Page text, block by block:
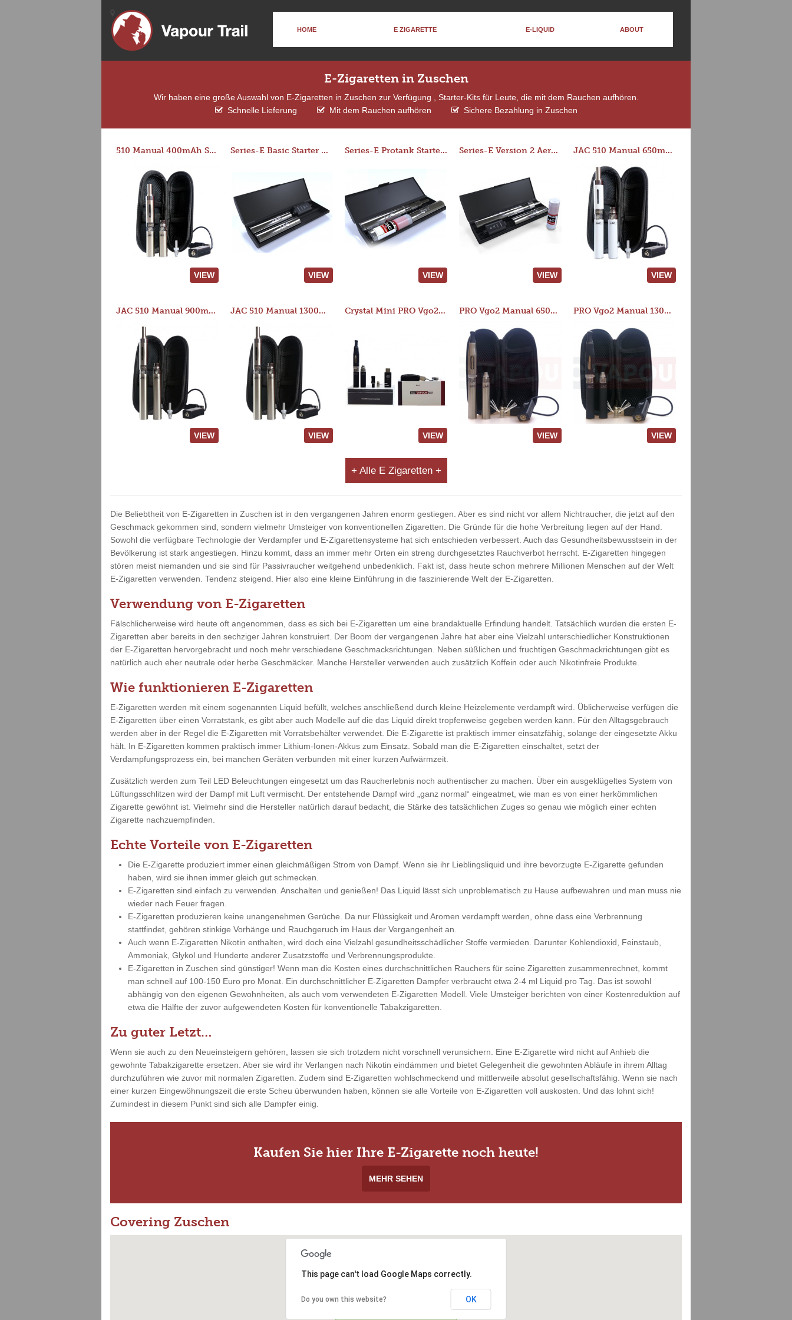
HOME E ZIGARETTE E-LIQUID ABOUT
E-Zigaretten in Zuschen
Wir haben eine große Auswahl von E-Zigaretten in Zuschen zur Verfügung , Starter-Kits für Leute, die mit dem Rauchen aufhören.
Schnelle Lieferung
Mit dem Rauchen aufhören Sichere Bezahlung in Zuschen
510 Manual 400mAh Starter Kit
VIEW
Series-E Basic Starter Kit (No Tank)
VIEW
Series-E Protank Starter Kit
VIEW
Series-E Version 2 Aero Tank Starter Kit
VIEW
JAC 510 Manual 650mAh Starter Kit
VIEW
JAC 510 Manual 900mAh Starter Kit
VIEW
JAC 510 Manual 1300mAh Starter Kit
VIEW
Crystal Mini PRO Vgo2 Manual 400mAh Kit
VIEW
PRO Vgo2 Manual 650mAh Kit
VIEW
PRO Vgo2 Manual 1300mAh Kit
VIEW
+ Alle E Zigaretten +
Die Beliebtheit von E-Zigaretten in Zuschen ist in den vergangenen Jahren enorm gestiegen. Aber es sind nicht vor allem Nichtraucher, die jetzt auf den
Geschmack gekommen sind, sondern vielmehr Umsteiger von konventionellen Zigaretten. Die Gründe für die hohe Verbreitung liegen auf der Hand.
Sowohl die verfügbare Technologie der Verdampfer und E-Zigarettensysteme hat sich entschieden verbessert. Auch das Gesundheitsbewusstsein in der
Bevölkerung ist stark angestiegen. Hinzu kommt, dass an immer mehr Orten ein streng durchgesetztes Rauchverbot herrscht. E-Zigaretten hingegen
stören meist niemanden und sie sind für Passivraucher weitgehend unbedenklich. Fakt ist, dass heute schon mehrere Millionen Menschen auf der Welt
E-Zigaretten verwenden. Tendenz steigend. Hier also eine kleine Einführung in die faszinierende Welt der E-Zigaretten.
Verwendung von E-Zigaretten
Fälschlicherweise wird heute oft angenommen, dass es sich bei E-Zigaretten um eine brandaktuelle Erfindung handelt. Tatsächlich wurden die ersten E-
Zigaretten aber bereits in den sechziger Jahren konstruiert. Der Boom der vergangenen Jahre hat aber eine Vielzahl unterschiedlicher Konstruktionen
der E-Zigaretten hervorgebracht und noch mehr verschiedene Geschmacksrichtungen. Neben süßlichen und fruchtigen Geschmackrichtungen gibt es
natürlich auch eher neutrale oder herbe Geschmäcker. Manche Hersteller verwenden auch zusätzlich Koffein oder auch Nikotinfreie Produkte.
Wie funktionieren E-Zigaretten
E-Zigaretten werden mit einem sogenannten Liquid befüllt, welches anschließend durch kleine Heizelemente verdampft wird. Üblicherweise verfügen die
E-Zigaretten über einen Vorratstank, es gibt aber auch Modelle auf die das Liquid direkt tropfenweise gegeben werden kann. Für den Alltagsgebrauch
werden aber in der Regel die E-Zigaretten mit Vorratsbehälter verwendet. Die E-Zigarette ist praktisch immer einsatzfähig, solange der eingesetzte Akku
hält. In E-Zigaretten kommen praktisch immer Lithium-Ionen-Akkus zum Einsatz. Sobald man die E-Zigaretten einschaltet, setzt der
Verdampfungsprozess ein, bei manchen Geräten verbunden mit einer kurzen Aufwärmzeit.
Zusätzlich werden zum Teil LED Beleuchtungen eingesetzt um das Raucherlebnis noch authentischer zu machen. Über ein ausgeklügeltes System von
Lüftungsschlitzen wird der Dampf mit Luft vermischt. Der entstehende Dampf wird „ganz normal“ eingeatmet, wie man es von einer herkömmlichen
Zigarette gewöhnt ist. Vielmehr sind die Hersteller natürlich darauf bedacht, die Stärke des tatsächlichen Zuges so genau wie möglich einer echten
Zigarette nachzuempfinden.
Echte Vorteile von E-Zigaretten
Die E-Zigarette produziert immer einen gleichmäßigen Strom von Dampf. Wenn sie ihr Lieblingsliquid und ihre bevorzugte E-Zigarette gefunden
haben, wird sie ihnen immer gleich gut schmecken.
E-Zigaretten sind einfach zu verwenden. Anschalten und genießen! Das Liquid lässt sich unproblematisch zu Hause aufbewahren und man muss nie
wieder nach Feuer fragen.
E-Zigaretten produzieren keine unangenehmen Gerüche. Da nur Flüssigkeit und Aromen verdampft werden, ohne dass eine Verbrennung
stattfindet, gehören stinkige Vorhänge und Rauchgeruch im Haus der Vergangenheit an.
Auch wenn E-Zigaretten Nikotin enthalten, wird doch eine Vielzahl gesundheitsschädlicher Stoffe vermieden. Darunter Kohlendioxid, Feinstaub,
Ammoniak, Glykol und Hunderte anderer Zusatzstoffe und Verbrennungsprodukte.
E-Zigaretten in Zuschen sind günstiger! Wenn man die Kosten eines durchschnittlichen Rauchers für seine Zigaretten zusammenrechnet, kommt
man schnell auf 100-150 Euro pro Monat. Ein durchschnittlicher E-Zigaretten Dampfer verbraucht etwa 2-4 ml Liquid pro Tag. Das ist sowohl
abhängig von den eigenen Gewohnheiten, als auch vom verwendeten E-Zigaretten Modell. Viele Umsteiger berichten von einer Kostenreduktion auf
etwa die Hälfte der zuvor aufgewendeten Kosten für konventionelle Tabakzigaretten.
Zu guter Letzt…
Wenn sie auch zu den Neueinsteigern gehören, lassen sie sich trotzdem nicht vorschnell verunsichern. Eine E-Zigarette wird nicht auf Anhieb die
gewohnte Tabakzigarette ersetzen. Aber sie wird ihr Verlangen nach Nikotin eindämmen und bietet Gelegenheit die gewohnten Abläufe in ihrem Alltag
durchzuführen wie zuvor mit normalen Zigaretten. Zudem sind E-Zigaretten wohlschmeckend und mittlerweile absolut gesellschaftsfähig. Wenn sie nach
einer kurzen Eingewöhnungszeit die erste Scheu überwunden haben, können sie alle Vorteile von E-Zigaretten voll auskosten. Und das lohnt sich!
Zumindest in diesem Punkt sind sich alle Dampfer einig.
Kaufen Sie hier Ihre E-Zigarette noch heute!
MEHR SEHEN
Covering Zuschen
This page can't load Google Maps correctly.
Do you own this website? OK